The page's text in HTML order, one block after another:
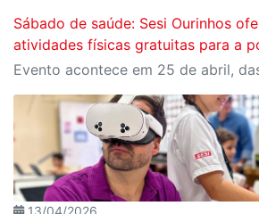
Sábado de saúde: Sesi Ourinhos
atividades físicas gratuitas para a